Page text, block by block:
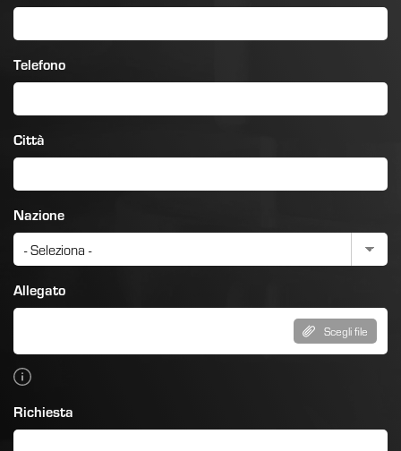
Telefono
Città
Nazione
Allegato
Scegli file
Richiesta